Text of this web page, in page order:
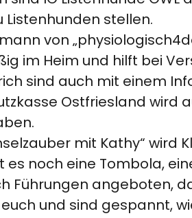
Listenhunden stellen.
von
im Heim und hilft bei
sind auch mit einem
Ostfriesland wird
mit Kathy“ wird
noch eine Tombola,
Führungen angeboten,
und sind gespannt,